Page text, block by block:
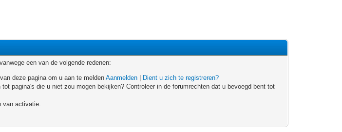
een van de volgende redenen:
deze pagina om u aan te meldenAanmelden
Dient u zich te registreren?
pagina's die u niet zou mogen bekijken? Controleer in de forumrechten dat u bevoegd bent tot
van activatie.